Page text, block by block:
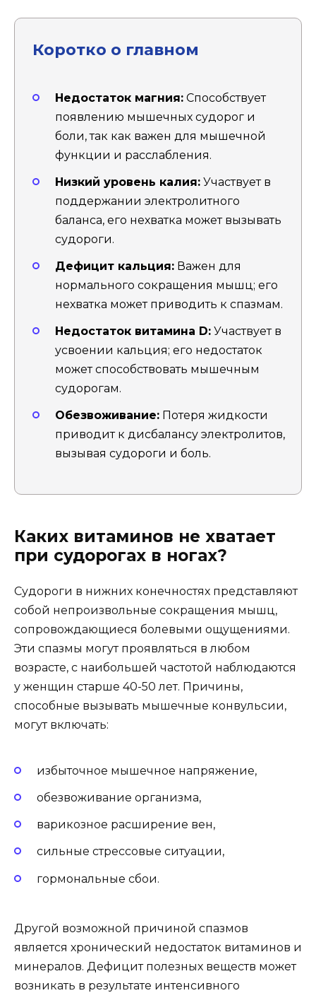
Коротко о главном
Недостаток магния: Способствует
появлению мышечных судорог и
боли, так как важен для мышечной
функции и расслабления.
Низкий уровень калия: Участвует в
поддержании электролитного
баланса, его нехватка может вызывать
судороги.
Дефицит кальция: Важен для
нормального сокращения мышц; его
нехватка может приводить к спазмам.
Недостаток витамина D: Участвует в
усвоении кальция; его недостаток
может способствовать мышечным
судорогам.
Обезвоживание: Потеря жидкости
приводит к дисбалансу электролитов,
вызывая судороги и боль.
Каких витаминов не хватает
при судорогах в ногах?
Судороги в нижних конечностях представляют
собой непроизвольные сокращения мышц,
сопровождающиеся болевыми ощущениями.
Эти спазмы могут проявляться в любом
возрасте, с наибольшей частотой наблюдаются
у женщин старше 40-50 лет. Причины,
способные вызывать мышечные конвульсии,
могут включать:
избыточное мышечное напряжение,
обезвоживание организма,
варикозное расширение вен,
сильные стрессовые ситуации,
гормональные сбои.
Другой возможной причиной спазмов
является хронический недостаток витаминов и
минералов. Дефицит полезных веществ может
возникать в результате интенсивного